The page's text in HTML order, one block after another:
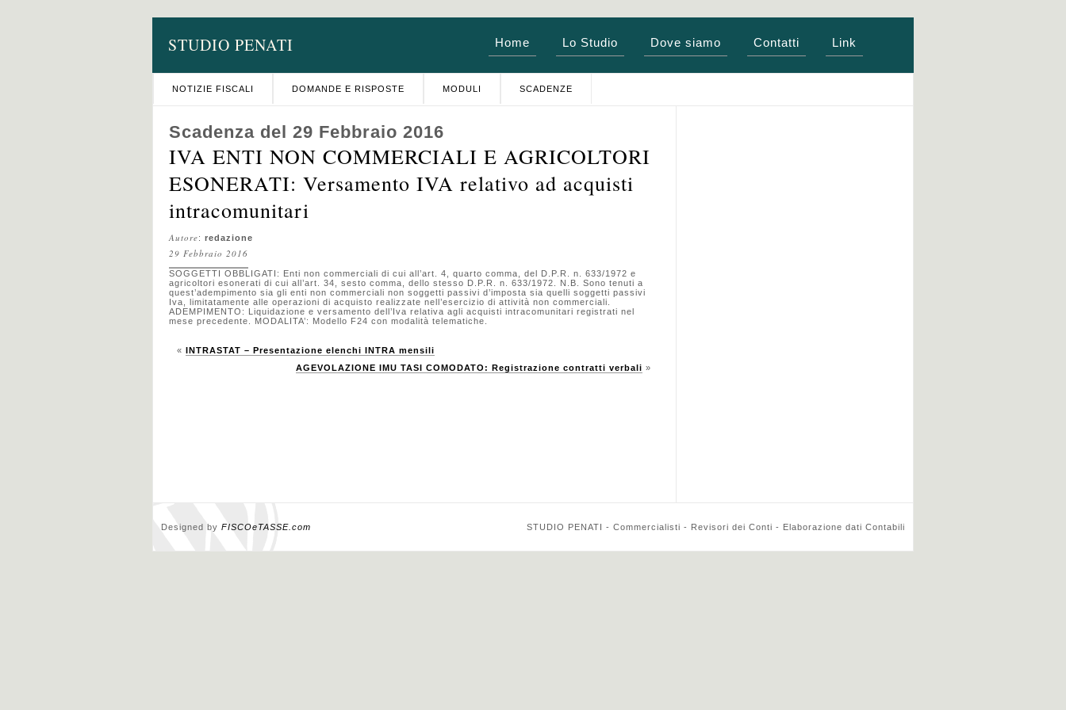
STUDIO PENATI Home Lo Studio Dove siamo Contatti Link
NOTIZIE FISCALI DOMANDE E RISPOSTE MODULI SCADENZE
Scadenza del 29 Febbraio 2016
IVA ENTI NON COMMERCIALI E AGRICOLTORI
ESONERATI: Versamento IVA relativo ad acquisti
intracomunitari
Autore: redazione
29 Febbraio 2016
SOGGETTI OBBLIGATI: Enti non commerciali di cui all’art. 4, quarto comma, del D.P.R. n. 633/1972 e
agricoltori esonerati di cui all’art. 34, sesto comma, dello stesso D.P.R. n. 633/1972. N.B. Sono tenuti a
quest’adempimento sia gli enti non commerciali non soggetti passivi d’imposta sia quelli soggetti passivi
Iva, limitatamente alle operazioni di acquisto realizzate nell’esercizio di attività non commerciali.
ADEMPIMENTO: Liquidazione e versamento dell’Iva relativa agli acquisti intracomunitari registrati nel
mese precedente. MODALITA’: Modello F24 con modalità telematiche.
« INTRASTAT – Presentazione elenchi INTRA mensili
AGEVOLAZIONE IMU TASI COMODATO: Registrazione contratti verbali »
Designed by FISCOeTASSE.com STUDIO PENATI - Commercialisti - Revisori dei Conti - Elaborazione dati Contabili